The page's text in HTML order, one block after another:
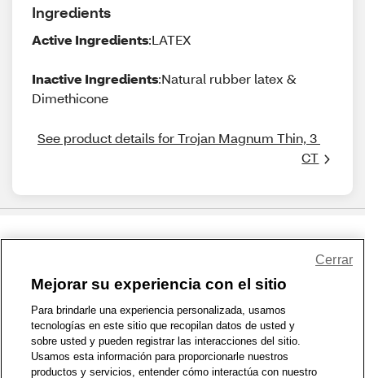
Ingredients
Active Ingredients:LATEX
Inactive Ingredients:Natural rubber latex &
Dimethicone
See product details for Trojan Magnum Thin, 3
CT
1-800-679-9691 | Contáctenos | Términos de Uso | Accesibilidad
Política de Privacidad | WA Privacy Policy | Mapa del sitio
Zona de Bienestar | © 1999 - 2026 CVS.com
Mejorar su experiencia con el sitio
Para brindarle una experiencia personalizada, usamos
tecnologías en este sitio que recopilan datos de usted y
sobre usted y pueden registrar las interacciones del sitio.
Usamos esta información para proporcionarle nuestros
productos y servicios, entender cómo interactúa con nuestro
Cerrar